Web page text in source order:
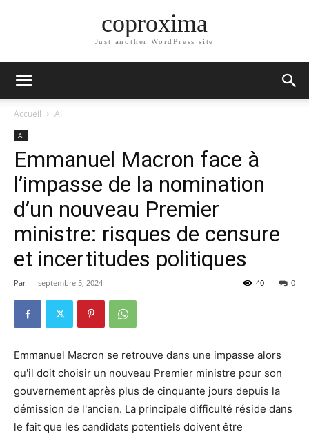
coproxima
Just another WordPress site
Accueil AI
AI
Emmanuel Macron face à
l’impasse de la nomination
d’un nouveau Premier
ministre: risques de censure
et incertitudes politiques
Par - septembre 5, 2024 0
40
Emmanuel Macron se retrouve dans une impasse alors
qu'il doit choisir un nouveau Premier ministre pour son
gouvernement après plus de cinquante jours depuis la
démission de l'ancien. La principale difficulté réside dans
le fait que les candidats potentiels doivent être